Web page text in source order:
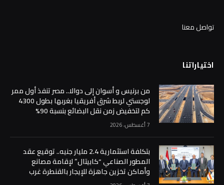
تواصل معنا
اختياراتنا
من برنيس و أسوان إلى دوالا.. مصر تنفذ أول ممر
لوجستي لربط شرق أفريقيا بغربها بطول 4300
كم لتخفيض زمن نقل البضائع بنسبة 90%
7 أغسطس، 2026
بتكلفة استثمارية 2.4 مليار جنيه.. توقيع عقد
المطور الصناعي “كابيتال” لإقامة مصانع
وأماكن تخزين جاهزة للإيجار بالقنطرة غرب